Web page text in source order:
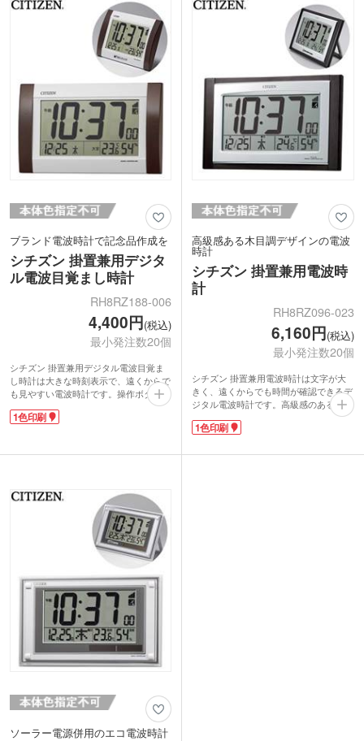
ブランド電波時計で記念品作成を
シチズン 掛置兼用デジタ
ル電波目覚まし時計
RH8RZ188-006
4,400円(税込)
最小発注数20個
シチズン 掛置兼用デジタル電波目覚ま
し時計は大きな時刻表示で、遠くからで
も見やすい電波時計です。操作ボタンは
裏面に配置してあり、スッキリしたデザ
インになっています。玄関先・病院など
も付いています。
年記念品・卒業記念品など特別なシーン
の贈り物におすすめです。
1色印刷
高級感ある木目調デザインの電波
時計
シチズン 掛置兼用電波時
計
RH8RZ096-023
6,160円(税込)
最小発注数20個
シチズン 掛置兼用電波時計は文字が大
きく、遠くからでも時間が確認できるデ
ジタル電波時計です。高級感のあるシル
バーと薄茶木目のデザインで、極上品の
仕上がりに。正面と裏面電池蓋に1色印
は記念品におすすめです。開業記念品や
1色印刷
ソーラー電源併用のエコ電波時計